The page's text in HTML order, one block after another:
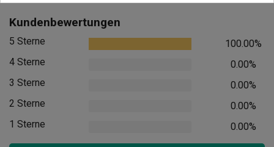
Kundenbewertungen
5 Sterne
100.00%
4 Sterne
0.00%
3 Sterne
0.00%
2 Sterne
0.00%
1 Sterne
0.00%